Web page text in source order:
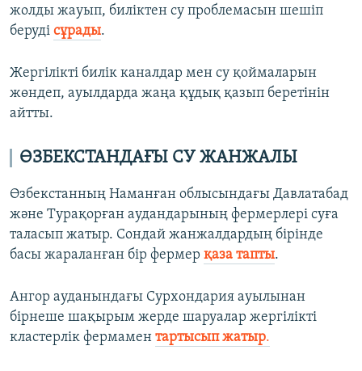
жолды жауып, биліктен су проблемасын шешіп
беруді сұрады.
Жергілікті билік каналдар мен су қоймаларын
жөндеп, ауылдарда жаңа құдық қазып беретінін
айтты.
ӨЗБЕКСТАНДАҒЫ СУ ЖАНЖАЛЫ
Өзбекстанның Наманған облысындағы Давлатабад
және Турақорған аудандарының фермерлері суға
таласып жатыр. Сондай жанжалдардың бірінде
басы жараланған бір фермер қаза тапты.
Ангор ауданындағы Сурхондария ауылынан
бірнеше шақырым жерде шаруалар жергілікті
кластерлік фермамен тартысып жатыр.